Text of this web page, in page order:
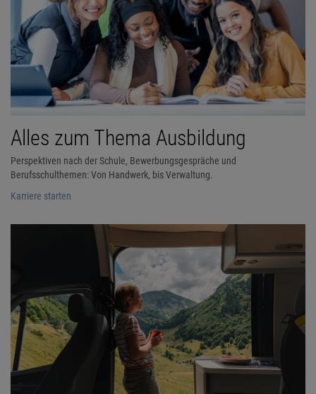
Alles zum Thema Ausbildung
Perspektiven nach der Schule, Bewerbungsgespräche und
Berufsschulthemen: Von Handwerk, bis Verwaltung.
Karriere starten